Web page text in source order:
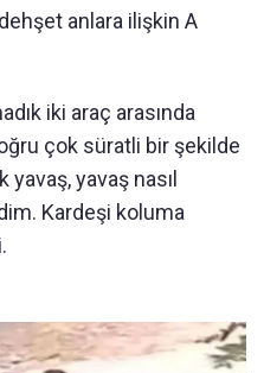
anlara ilişkin A
iki araç arasında
çok süratli bir şekilde
yavaş nasıl
Kardeşi koluma